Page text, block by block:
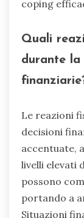
coping
Quali
durante la
Le reazioni
decisioni
accentuate,
livelli elevati
possono
portando a
Situazioni